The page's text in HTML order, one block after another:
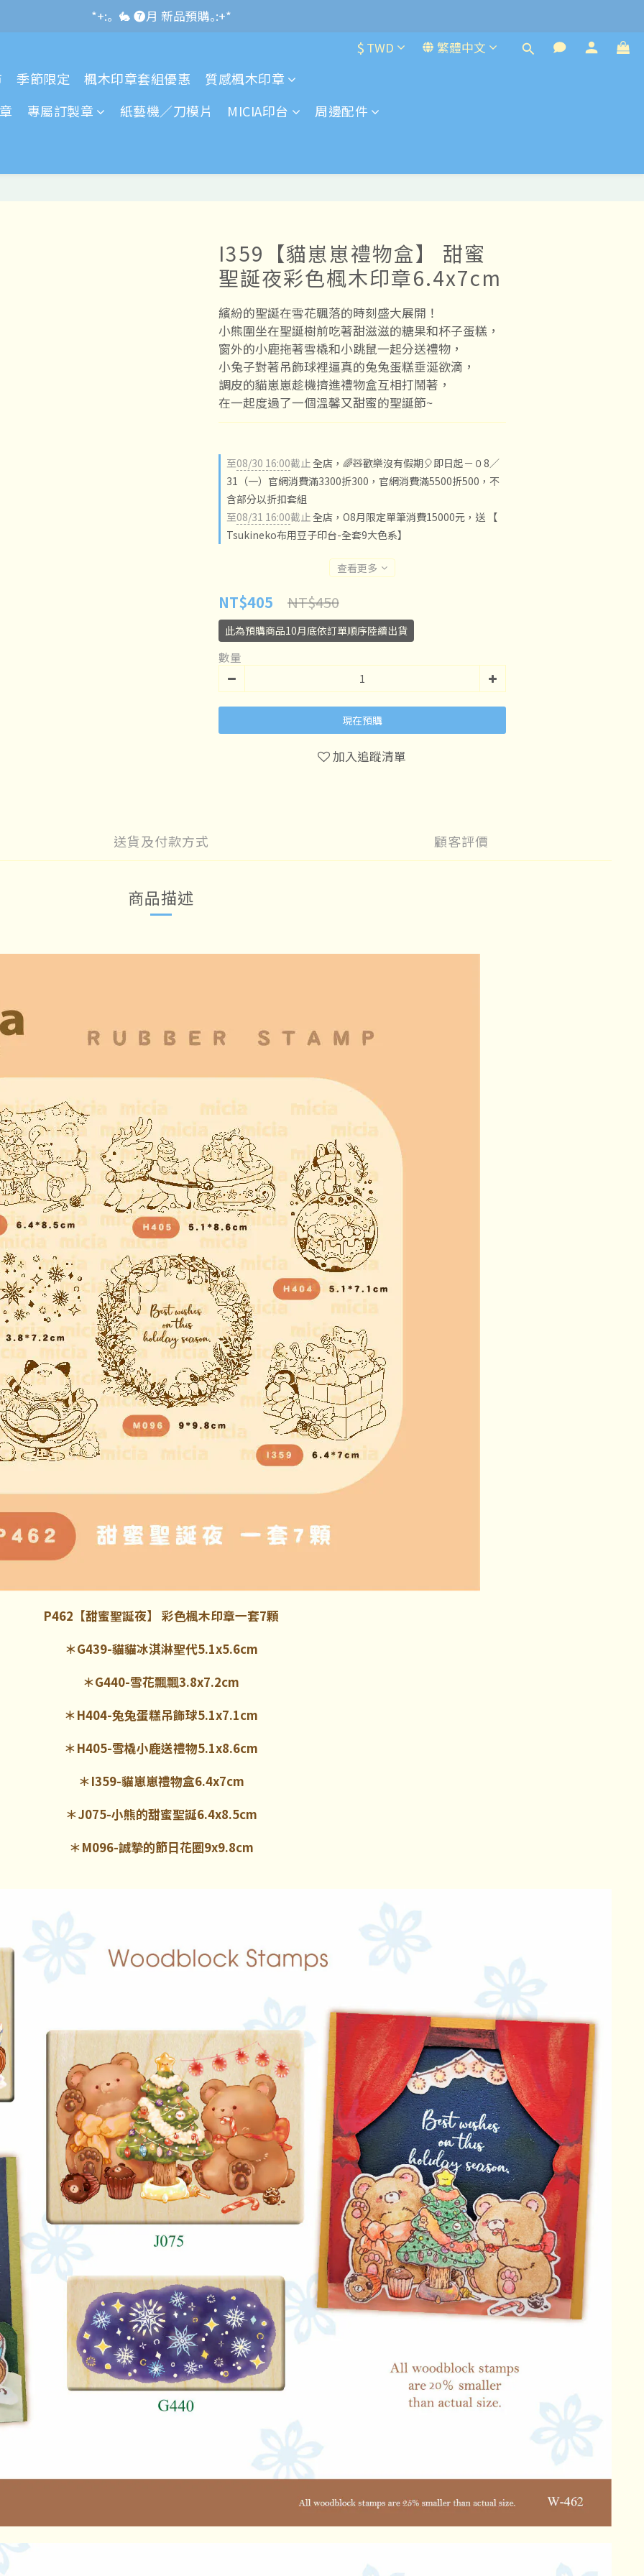
*+:｡\new / !🌌 官網消費滿千折百~RUN~:+*
*+:｡  🐇 ❼月 新品預購｡:+*
*+:｡\new / !🌌 官網消費滿千折百~RUN~:+*
$ TWD 繁體中文
季節限定 楓木印章套組優惠
質感楓木印章
專屬訂製章 紙藝機／刀模片 MICIA印台 周邊配件
I359【貓崽崽禮物盒】 甜蜜
聖誕夜彩色楓木印章6.4x7cm
繽紛的聖誕在雪花飄落的時刻盛大展開！
小熊圍坐在聖誕樹前吃著甜滋滋的糖果和杯子蛋糕，
窗外的小鹿拖著雪橇和小跳鼠一起分送禮物，
小兔子對著吊飾球裡逼真的兔兔蛋糕垂涎欲滴，
調皮的貓崽崽趁機擠進禮物盒互相打鬧著，
在一起度過了一個溫馨又甜蜜的聖誕節~
至08/30 16:00截止全店，🌈🧸歡樂沒有假期🎈即日起－０8／
31（一）官網消費滿3300折300，官網消費滿5500折500，不
含部分以折扣套組
至08/31 16:00截止全店，O8月限定單筆消費15000元，送 【
Tsukineko布用豆子印台-全套9大色系】
查看更多
NT$405 NT$450
此為預購商品10月底依訂單順序陸續出貨
數量
現在預購
加入追蹤清單
送貨及付款方式 顧客評價
商品描述
P462【甜蜜聖誕夜】 彩色楓木印章一套7顆
＊G439-貓貓冰淇淋聖代5.1x5.6cm
＊G440-雪花飄飄3.8x7.2cm
＊H404-兔兔蛋糕吊飾球5.1x7.1cm
＊H405-雪橇小鹿送禮物5.1x8.6cm
＊I359-貓崽崽禮物盒6.4x7cm
＊J075-小熊的甜蜜聖誕6.4x8.5cm
＊M096-誠摯的節日花圈9x9.8cm